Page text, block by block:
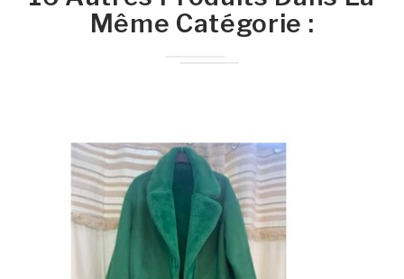
Même Catégorie :